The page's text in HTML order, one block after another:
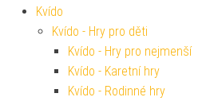
Kvído
Kvído - Hry pro děti
Kvído - Hry pro nejmenší
Kvído - Karetní hry
Kvído - Rodinné hry